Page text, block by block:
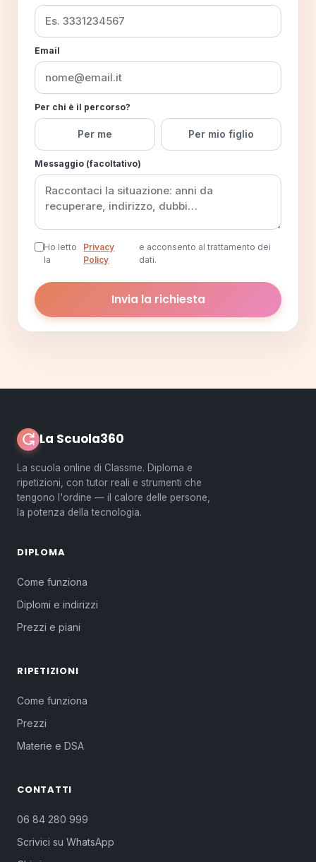
Email
Per chi è il percorso?
Per me Per mio figlio
Messaggio (facoltativo)
Ho letto
la
Privacy
Policy
e acconsento al trattamento dei
dati.
Invia la richiesta
La Scuola360
La scuola online di Classme. Diploma e
ripetizioni, con tutor reali e strumenti che
tengono l'ordine — il calore delle persone,
la potenza della tecnologia.
DIPLOMA
Come funziona
Diplomi e indirizzi
Prezzi e piani
RIPETIZIONI
Come funziona
Prezzi
Materie e DSA
CONTATTI
06 84 280 999
Scrivici su WhatsApp